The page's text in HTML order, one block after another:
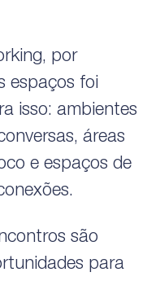
por
espaços foi
isso: ambientes
áreas
e espaços de
são
para